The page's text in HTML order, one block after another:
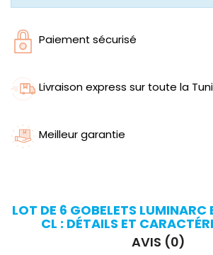
Paiement sécurisé
Livraison express sur toute la
Meilleur garantie
LOT DE 6 GOBELETS
CL : DÉTAILS ET
AVIS (0)